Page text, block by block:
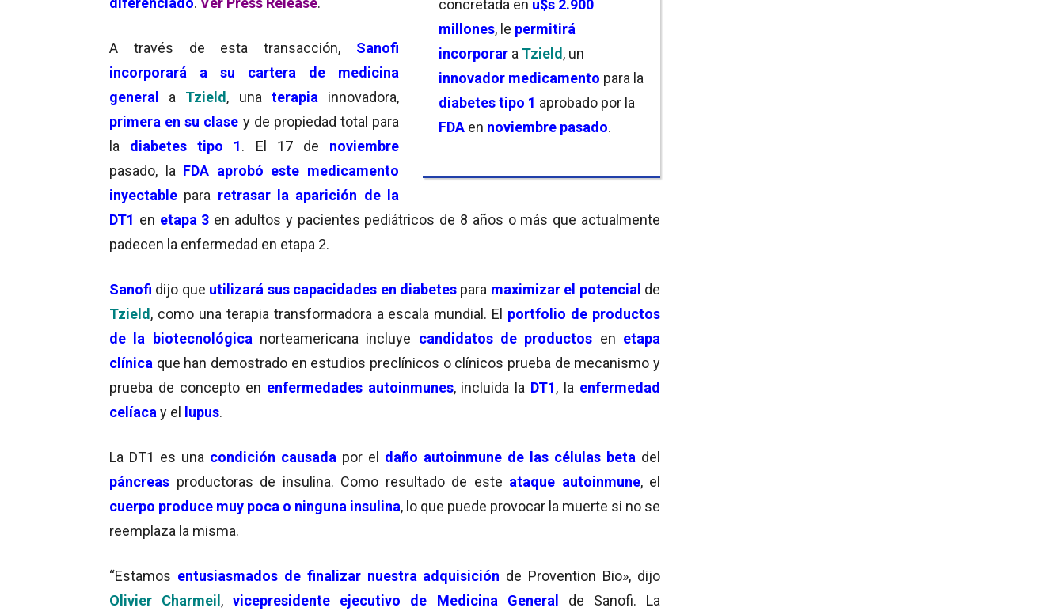
concretada en u$s 2.900
millones, le permitirá
incorporar a Tzield, un
innovador medicamento para la
diabetes tipo 1 aprobado por la
FDA en noviembre pasado.
A través de esta transacción, Sanofi
incorporará a su cartera de medicina
general a Tzield, una terapia innovadora,
primera en su clase y de propiedad total para
la diabetes tipo 1. El 17 de noviembre
pasado, la FDA aprobó este medicamento
inyectable para retrasar la aparición de la
DT1 en etapa 3 en adultos y pacientes pediátricos de 8 años o más que actualmente
padecen la enfermedad en etapa 2.
Sanofi dijo que utilizará sus capacidades en diabetespara maximizar el potencial de
Tzield, como una terapia transformadora a escala mundial. El portfolio de productos
de la biotecnológica norteamericana incluye candidatos de productos en etapa
clínica que han demostrado en estudios preclínicos o clínicos prueba de mecanismo y
prueba de concepto en enfermedades autoinmunes, incluida la DT1, la enfermedad
celíaca y el lupus.
La DT1 es una condición causada por el daño autoinmune de las células beta del
páncreas productoras de insulina. Como resultado de este ataque autoinmune, el
cuerpo produce muy poca o ninguna insulina, lo que puede provocar la muerte si no se
reemplaza la misma.
“Estamos entusiasmados de finalizar nuestra adquisición de Provention Bio», dijo
Olivier Charmeil, vicepresidente ejecutivo de Medicina General de Sanofi. La